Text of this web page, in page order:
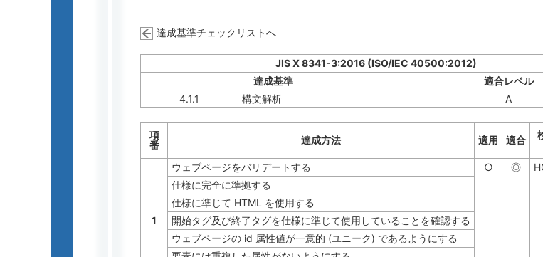
達成基準チェックリストへ
JIS X 8341-3:2016 (ISO/IEC 40500:2012)
達成基準
適合レベル
4.1.1
構文解析 A
項
番
達成方法 適用 適合
1
ウェブページをバリデートする ○ ◎
仕様に完全に準拠する
仕様に準じて HTML を使用する
開始タグ及び終了タグを仕様に準じて使用していることを確認する
ウェブページの id 属性値が一意的 (ユニーク) であるようにする